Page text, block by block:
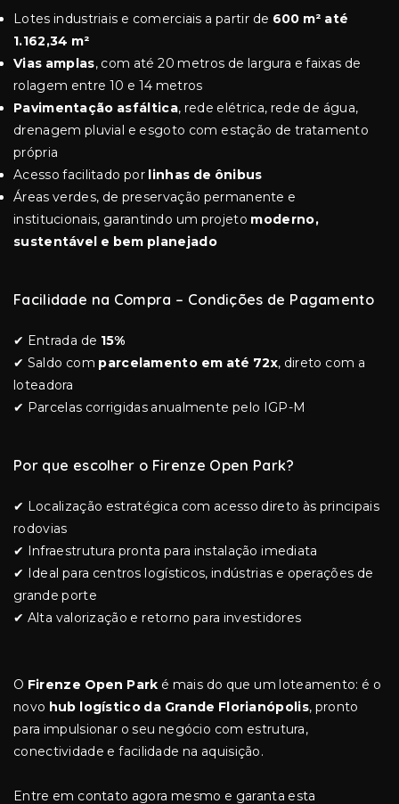
Lotes industriais e comerciais a partir de 600 m² até
1.162,34 m²
Vias amplas, com até 20 metros de largura e faixas de
rolagem entre 10 e 14 metros
Pavimentação asfáltica, rede elétrica, rede de água,
drenagem pluvial e esgoto com estação de tratamento
própria
Acesso facilitado por linhas de ônibus
Áreas verdes, de preservação permanente e
institucionais, garantindo um projeto moderno,
sustentável e bem planejado
Facilidade na Compra – Condições de Pagamento
✔ Entrada de 15%
✔ Saldo com parcelamento em até 72x, direto com a
loteadora
✔ Parcelas corrigidas anualmente pelo IGP-M
Por que escolher o Firenze Open Park?
✔ Localização estratégica com acesso direto às principais
rodovias
✔ Infraestrutura pronta para instalação imediata
✔ Ideal para centros logísticos, indústrias e operações de
grande porte
✔ Alta valorização e retorno para investidores
O Firenze Open Park é mais do que um loteamento: é o
novo hub logístico da Grande Florianópolis, pronto
para impulsionar o seu negócio com estrutura,
conectividade e facilidade na aquisição.
Entre em contato agora mesmo e garanta esta